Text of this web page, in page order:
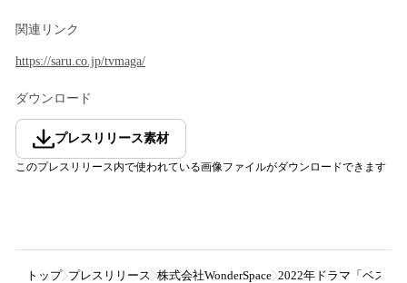
関連リンク
https://saru.co.jp/tvmaga/
ダウンロード
プレスリリース素材
このプレスリリース内で使われている画像ファイルがダウンロードできます
トップ プレスリリース 株式会社WonderSpace 2022年ドラマ「ベスト